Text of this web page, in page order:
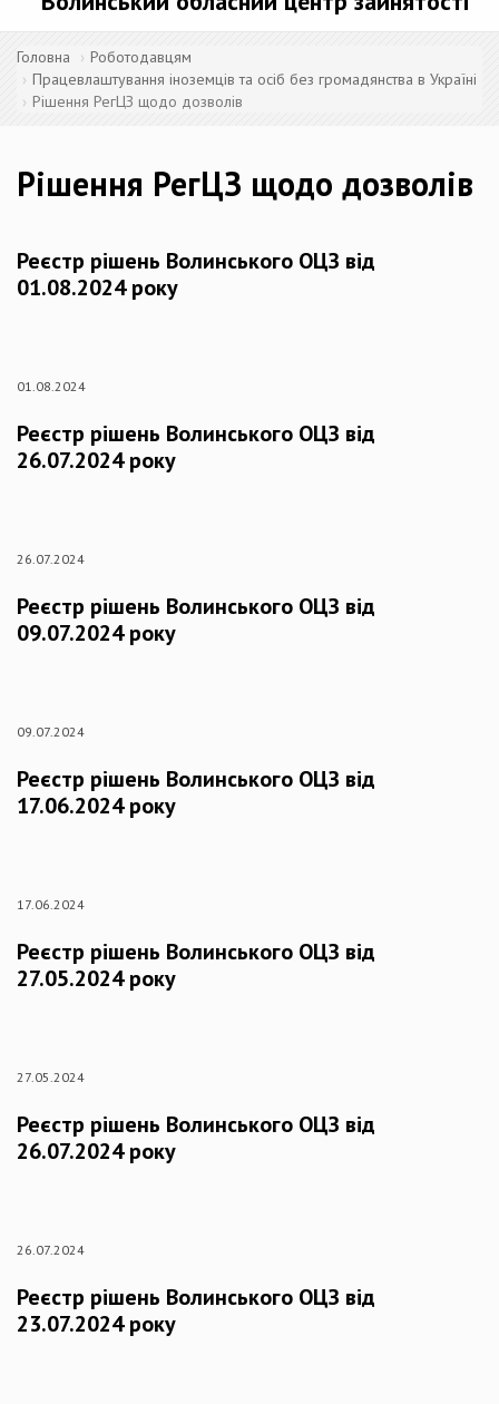
Головна
Роботодавцям
Працевлаштування іноземців та осіб без громадянства в Україні
Рішення РегЦЗ щодо дозволів
Рішення РегЦЗ щодо дозволів
Реєстр рішень Волинського ОЦЗ від
01.08.2024 року
01.08.2024
Реєстр рішень Волинського ОЦЗ від
26.07.2024 року
26.07.2024
Реєстр рішень Волинського ОЦЗ від
09.07.2024 року
09.07.2024
Реєстр рішень Волинського ОЦЗ від
17.06.2024 року
17.06.2024
Реєстр рішень Волинського ОЦЗ від
27.05.2024 року
27.05.2024
Реєстр рішень Волинського ОЦЗ від
26.07.2024 року
26.07.2024
Реєстр рішень Волинського ОЦЗ від
23.07.2024 року